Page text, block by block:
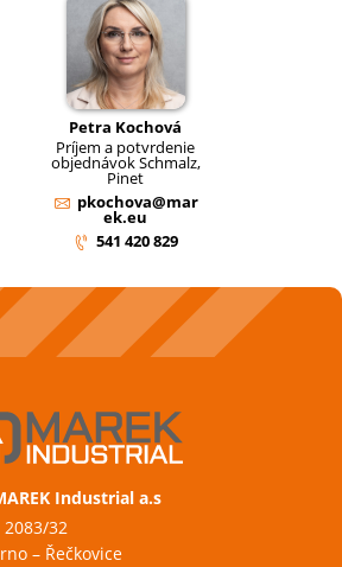
Petra Kochová
Príjem a potvrdenie
objednávok Schmalz,
Pinet
pkochova@mar
ek.eu
541 420 829
Industrial a.s
32
– Řečkovice